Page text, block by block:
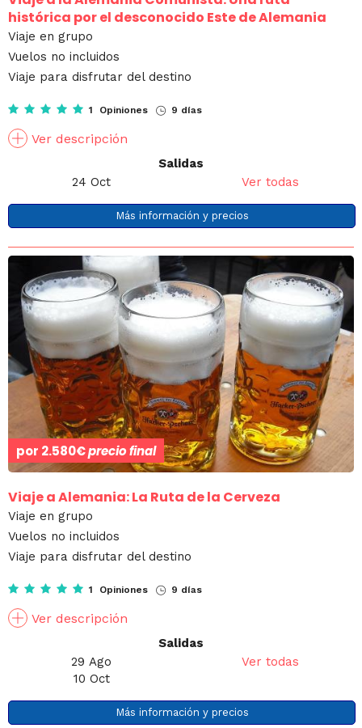
histórica por el desconocido Este de Alemania
Viaje en grupo
Vuelos no incluidos
Viaje para disfrutar del destino
1 Opiniones 9 días
Ver descripción
Salidas
24 Oct
Ver todas
Más información y precios
por 2.580€precio final
Viaje a Alemania: La Ruta de la Cerveza
Viaje en grupo
Vuelos no incluidos
Viaje para disfrutar del destino
1 Opiniones 9 días
Ver descripción
Salidas
29 Ago
10 Oct
Ver todas
Más información y precios